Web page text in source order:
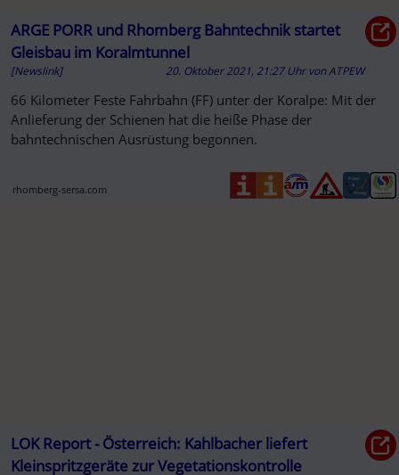
ARGE PORR und Rhomberg Bahntechnik startet
Gleisbau im Koralmtunnel
[Newslink] 20. Oktober 2021, 21:27 Uhr vonATPEW
66 Kilometer Feste Fahrbahn (FF) unter der Koralpe: Mit der
Anlieferung der Schienen hat die heiße Phase der
bahntechnischen Ausrüstung begonnen.
rhomberg-sersa.com
LOK Report - Österreich: Kahlbacher liefert
Kleinspritzgeräte zur Vegetationskontrolle